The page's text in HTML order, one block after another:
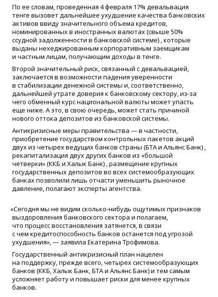
По ее словам, проведенная 4 февраля 17% девальвация
тенге вызовет дальнейшее ухудшение качества банковских
активов ввиду значительного объема кредитов,
номинированных в иностранных валютах(свыше 50%
ссудной задолженности в банковской системе) , которые
выданы нехеджированным корпоративным заемщикам
и частным лицам, получающим доходы в тенге.
Второй значительный риск, связанный с девальвацией,
заключается в возможности падения уверенности
в стабилизации денежной системы и, соответственно,
дальнейшей утрате доверия к банковскому сектору, из-за
чего обменный курс национальной валюты может упасть
еще ниже. А это, в свою очередь, может стать причиной
нового оттока депозитов из банковской системы.
Антикризисные меры правительства — в частности,
приобретение государством контрольных пакетов акций
двух из четырех ведущих банков страны (БТА и Альянс Банк) ,
рекапитализация двух других банков из «большой
четверки»(ККБ и Халык Банк) , размещение крупных
государственных депозитов во всех системообразующих
банках позволили лишь отчасти уменьшить рыночное
давление, полагают эксперты агентства.
«Сегодня мы не видим сколько-нибудь ощутимых признаков
выздоровления банковского сектора и полагаем,
что процесс восстановления затянется, в связи
с чем кредитоспособность банков останется под угрозой
ухудшения», — заявила Екатерина Трофимова.
Государственный антикризисный план нацелен
на поддержку, прежде всего, четырех системообразующих
банков (ККБ, Халык Банк, БТА и Альянс Банк) и тем самым
усложняет работу и повышает риски для менее крупных
банков.